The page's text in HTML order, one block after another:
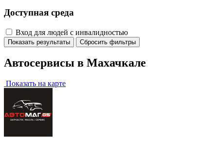
Доступная среда
Вход для людей с инвалидностью
Показать результаты Сбросить фильтры
Автосервисы в Махачкале
Показать на карте